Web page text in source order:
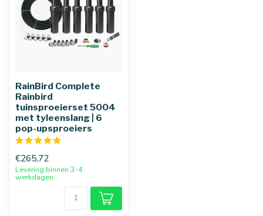
RainBird Complete
Rainbird
tuinsproeierset 5004
met tyleenslang | 6
pop-upsproeiers
€265,72
Levering binnen 3-4
werkdagen